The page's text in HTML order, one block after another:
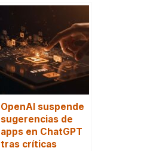
OpenAI suspende
sugerencias de
apps en ChatGPT
tras críticas